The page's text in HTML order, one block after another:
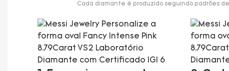
Cada diamante é produzido seguindo padrões